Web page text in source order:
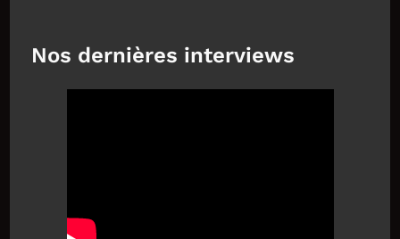
Nos dernières interviews